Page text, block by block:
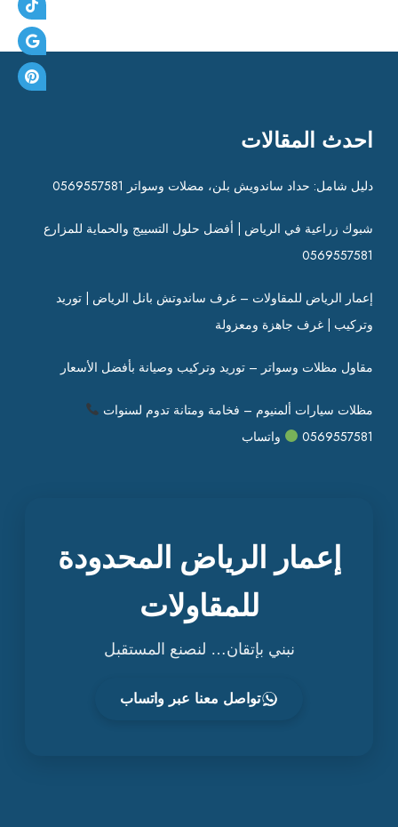
احدث المقالات
دليل شامل: حداد ساندويش بلن، مضلات وسواتر 0569557581
شبوك زراعية في الرياض | أفضل حلول التسييج والحماية للمزارع
0569557581
إعمار الرياض للمقاولات – غرف ساندوتش بانل الرياض | توريد
وتركيب | غرف جاهزة ومعزولة
مقاول مظلات وسواتر – توريد وتركيب وصيانة بأفضل الأسعار
مظلات سيارات ألمنيوم – فخامة ومتانة تدوم لسنوات
0569557581
واتساب
إعمار الرياض المحدودة
للمقاولات
نبني بإتقان… لنصنع المستقبل
تواصل معنا عبر واتساب